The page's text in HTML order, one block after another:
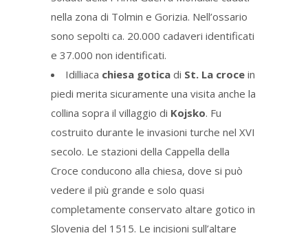
nella zona di Tolmin e Gorizia. Nell’ossario
sono sepolti ca. 20.000 cadaveri identificati
e 37.000 non identificati.
Idilliaca chiesa gotica di St. La croce in
piedi merita sicuramente una visita anche la
collina sopra il villaggio di Kojsko. Fu
costruito durante le invasioni turche nel XVI
secolo. Le stazioni della Cappella della
Croce conducono alla chiesa, dove si può
vedere il più grande e solo quasi
completamente conservato altare gotico in
Slovenia del 1515. Le incisioni sull’altare